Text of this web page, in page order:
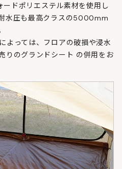
ドポリエステル素材を使用し
水圧も最高クラスの5000mm
よっては、フロアの破損や浸水
りのグランドシート の併用をお